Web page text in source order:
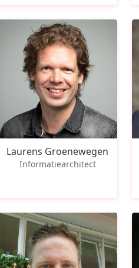
Laurens Groenewegen
Informatiearchitect